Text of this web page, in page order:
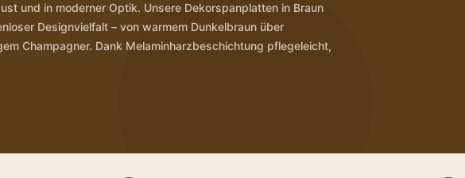
und in moderner Optik. Unsere Dekorspanplatten in Braun
Designvielfalt – von warmem Dunkelbraun über
Champagner. Dank Melaminharzbeschichtung pflegeleicht,